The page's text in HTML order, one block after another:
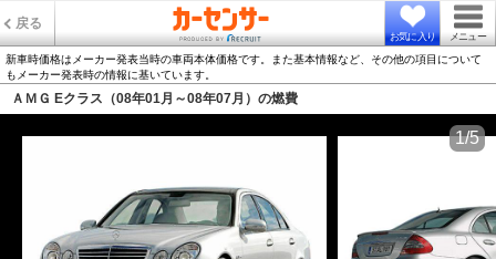
戻る
お気に入り メニュー
新車時価格はメーカー発表当時の車両本体価格です。また基本情報など、その他の項目について
もメーカー発表時の情報に基いています。
ＡＭＧ Eクラス（08年01月～08年07月）の燃費
1/5